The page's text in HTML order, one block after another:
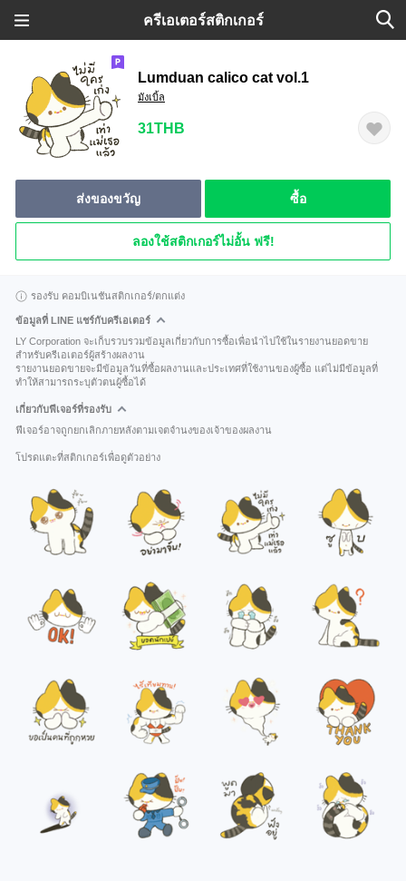
ครีเอเตอร์สติกเกอร์
Lumduan calico cat vol.1
มังเบิ้ล
31THB
ส่งของขวัญ ซื้อ
ลองใช้สติกเกอร์ไม่อั้น ฟรี!
รองรับ คอมบิเนชันสติกเกอร์/ตกแต่ง
ข้อมูลที่ LINE แชร์กับครีเอเตอร์
LY Corporation จะเก็บรวบรวมข้อมูลเกี่ยวกับการซื้อเพื่อนำไปใช้ในรายงานยอดขาย
สำหรับครีเอเตอร์ผู้สร้างผลงาน
รายงานยอดขายจะมีข้อมูลวันที่ซื้อผลงานและประเทศที่ใช้งานของผู้ซื้อ แต่ไม่มีข้อมูลที่
ทำให้สามารถระบุตัวตนผู้ซื้อได้
เกี่ยวกับฟีเจอร์ที่รองรับ
ฟีเจอร์อาจถูกยกเลิกภายหลังตามเจตจำนงของเจ้าของผลงาน
โปรดแตะที่สติกเกอร์เพื่อดูตัวอย่าง